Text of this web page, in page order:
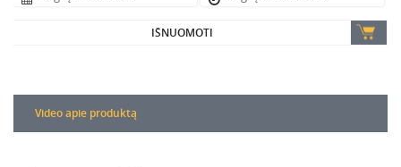
IŠNUOMOTI
Video apie produktą